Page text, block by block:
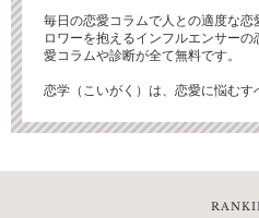
毎日の恋愛コラムで人との適度な
ロワーを抱えるインフルエンサー
愛コラムや診断が全て無料です。
恋学（こいがく）は、恋愛に悩むす